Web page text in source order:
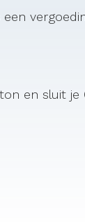
en sluit je